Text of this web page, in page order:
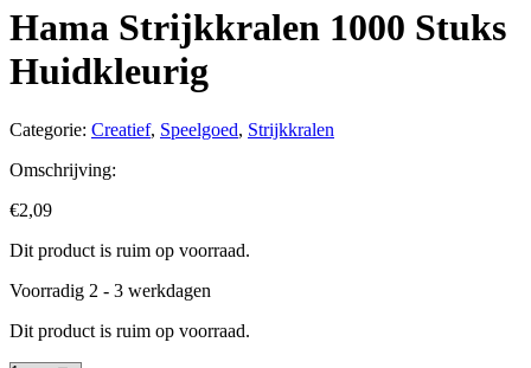
Hama Strijkkralen 1000 Stuks
Huidkleurig
Categorie: Creatief, Speelgoed, Strijkkralen
Omschrijving:
€2,09
Dit product is ruim op voorraad.
Voorradig 2 - 3 werkdagen
Dit product is ruim op voorraad.